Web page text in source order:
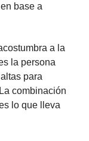
base a
a la
la persona
para
combinación
lo que lleva